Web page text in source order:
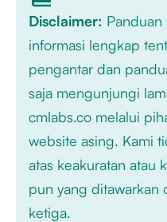
Disclaimer: Panduan
informasi lengkap
pengantar dan
saja mengunjungi
cmlabs.co melalui
website asing. Kami
atas keakuratan atau
pun yang ditawarkan
ketiga.